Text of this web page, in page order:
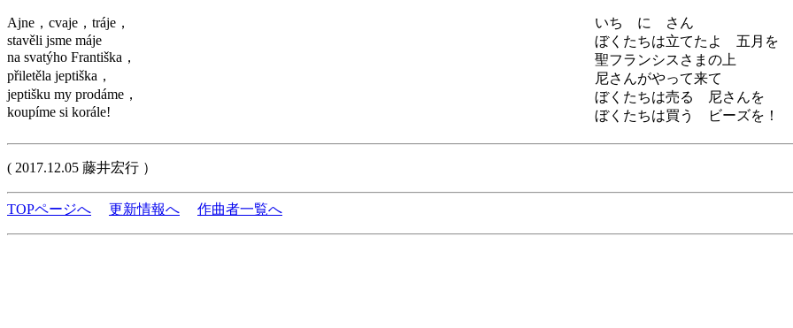
Ajne，cvaje，tráje，
stavěli jsme máje
na svatýho Františka，
přiletěla jeptiška，
jeptišku my prodáme，
koupíme si korále!
いち に さん
ぼくたちは立てたよ 五月を
聖フランシスさまの上
尼さんがやって来て
ぼくたちは売る 尼さんを
ぼくたちは買う ビーズを！
( 2017.12.05 藤井宏行 ）
TOPページへ 更新情報へ 作曲者一覧へ